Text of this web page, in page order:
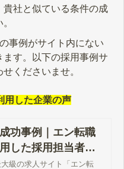
貴社と似ている条件の成
事例がサイト内にない
す。以下の採用事例サ
くださいませ。
用した企業の声
功事例｜エン転職
した採用担当者の
大級の求人サイト「エン転